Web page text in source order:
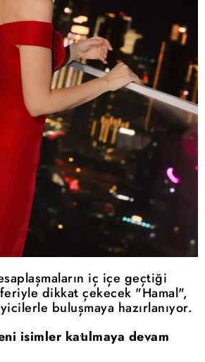
iç içe geçtiği
dikkat çekecek "Hamal",
buluşmaya hazırlanıyor.
isimler katılmaya devam